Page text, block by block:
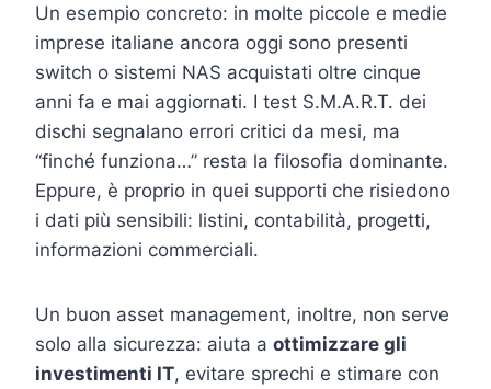
Un esempio concreto: in molte piccole e medie
imprese italiane ancora oggi sono presenti
switch o sistemi NAS acquistati oltre cinque
anni fa e mai aggiornati. I test S.M.A.R.T. dei
dischi segnalano errori critici da mesi, ma
“finché funziona…” resta la filosofia dominante.
Eppure, è proprio in quei supporti che risiedono
i dati più sensibili: listini, contabilità, progetti,
informazioni commerciali.
Un buon asset management, inoltre, non serve
solo alla sicurezza: aiuta a ottimizzare gli
investimenti IT, evitare sprechi e stimare con